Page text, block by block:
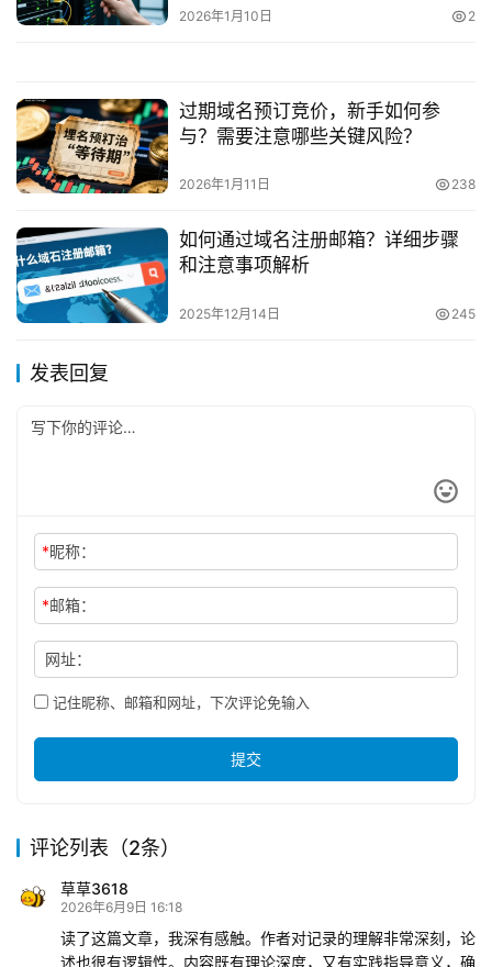
2026年1月10日 2
过期域名预订竞价，新手如何参
与？需要注意哪些关键风险？
2026年1月11日 238
如何通过域名注册邮箱？详细步骤
和注意事项解析
2025年12月14日 245
发表回复
*昵称：
*邮箱：
网址：
记住昵称、邮箱和网址，下次评论免输入
提交
评论列表（2条）
草草3618
2026年6月9日 16:18
读了这篇文章，我深有感触。作者对记录的理解非常深刻，论
述也很有逻辑性。内容既有理论深度，又有实践指导意义，确